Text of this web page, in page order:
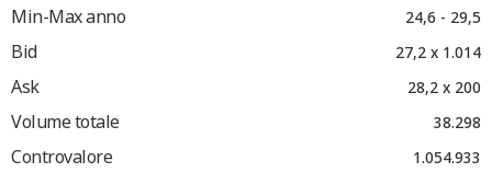
Min-Max anno 24,6 - 29,5
Bid 27,2 x 1.014
Ask 28,2 x 200
Volume totale 38.298
Controvalore 1.054.933